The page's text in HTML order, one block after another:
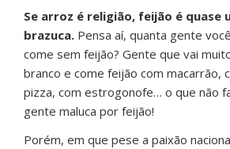
Se arroz é religião, feijão é quase
brazuca. Pensa aí, quanta gente
come sem feijão? Gente que vai
branco e come feijão com macarrão,
pizza, com estrogonofe… o que não
gente maluca por feijão!
Porém, em que pese a paixão